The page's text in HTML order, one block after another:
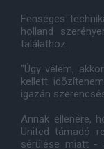
Fenséges
holland
találathoz.
"Úgy vélem,
kellett
igazán
Annak ellenére,
United támadó
sérülése miatt -